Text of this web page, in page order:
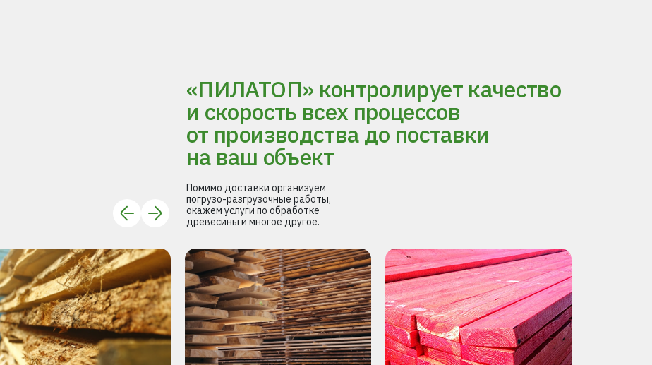
«ПИЛАТОП» контролирует качество
и скорость всех процессов
от производства до поставки
на ваш объект
Помимо доставки организуем
погрузо-разгрузочные работы,
окажем услуги по обработке
древесины и многое другое.